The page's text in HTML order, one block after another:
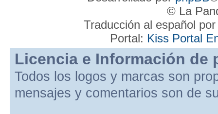
© La
Traducción al español
Portal: Kiss Portal
Licencia e Información de
Todos los logos y marcas son
mensajes y comentarios son de